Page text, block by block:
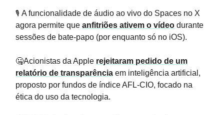
🎙️ A funcionalidade de áudio ao vivo do Spaces no X
agora permite que anfitriões ativem o vídeo durante
sessões de bate-papo (por enquanto só no iOS).
🤐Acionistas da Apple rejeitaram pedido de um
relatório de transparência em inteligência artificial,
proposto por fundos de índice AFL-CIO, focado na
ética do uso da tecnologia.